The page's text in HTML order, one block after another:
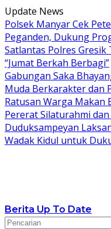
Langsung
ke
konten
Update News
Polsek Manyar Cek
Peganden, Dukung
Satlantas Polres
“Jumat Berkah Berbagi”
Gabungan Saka
Muda Berkarakter dan
Ratusan Warga Makan
Pererat Silaturahmi
Duduksampeyan
Wadak Kidul untuk
Berita Up To Date